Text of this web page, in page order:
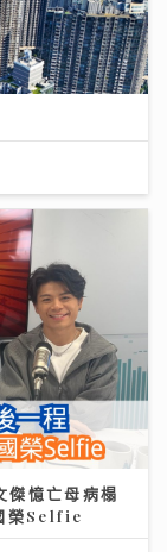
憶亡母病榻
榮Selfie